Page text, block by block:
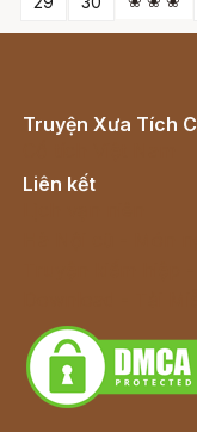
Truyện Xưa Tích
Liên kết